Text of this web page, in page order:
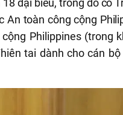
toàn công cộng
Philippines (trong
tai dành cho cán